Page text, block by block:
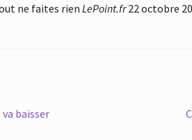
ne faites rienLePoint.fr22 octobre
baisser